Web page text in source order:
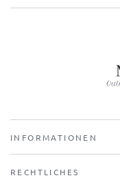
INFORMATIONEN
RECHTLICHES